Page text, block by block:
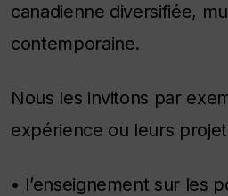
canadienne diversifiée,
contemporaine.
Nous les invitons par
expérience ou leurs
• l’enseignement sur les